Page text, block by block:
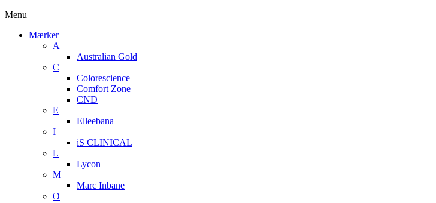
Menu
Mærker
A
Australian Gold
C
Colorescience
Comfort Zone
CND
E
Elleebana
I
iS CLINICAL
L
Lycon
M
Marc Inbane
O